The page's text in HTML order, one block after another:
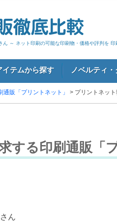
ん ～ ネット印刷の可能な印刷物・価格や評判を 印
イテムから探す ノベルティ
販「プリントネット」 > プリントネッ
する印刷通販「
さん